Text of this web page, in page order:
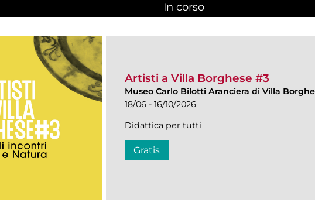
In corso
Artisti a Villa Borghese #3
Museo Carlo Bilotti Aranciera di Villa
18/06 - 16/10/2026
Didattica per tutti
Gratis